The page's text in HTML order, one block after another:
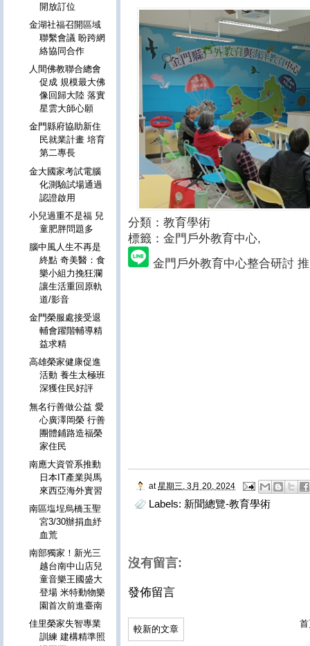
分類：教育學術
標籤： 金門戶外教育中心,
金門戶外教育中心整合研討
at星期三, 3月 20, 2024
Labels: 新聞總覽-教育學術
沒有留言:
發佈留言
較新的文章
開放訂位
金湖社福召開區域
聯繫會議 盼跨網
絡協同合作
人間佛教聯合總會
促成 規模最大佛
像回歸大陸 落實
星雲大師心願
金門縣府協助新住
民就業計畫 培育
第二專長
金大國家考試電腦
化測驗試場通過
認證啟用
小兒過重不是福 兒
童肥胖問題多
腦中風人生不再是
終點 奇美醫：食
樂小組力挽狂瀾
讓生活重回原軌
道/影音
金門榮服處接受退
輔會躍階輔導精
益求精
高雄榮家健康促進
活動 養生太極班
深獲住民好評
無名行善做公益 愛
心廣澤岡榮 行善
團體鋪路造福榮
家住民
南應大資管系推動
日本IT產業與馬
來西亞海外實習
南區塩埕烏橋玉聖
宮3/30辦捐血紓
血荒
南部獨家！新光三
越台南中山店兒
童音樂王國盛大
登場 米特動物樂
園首次前進臺南
佳里榮家失智專業
訓練 建構精準照